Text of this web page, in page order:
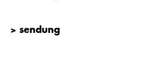
> sendung